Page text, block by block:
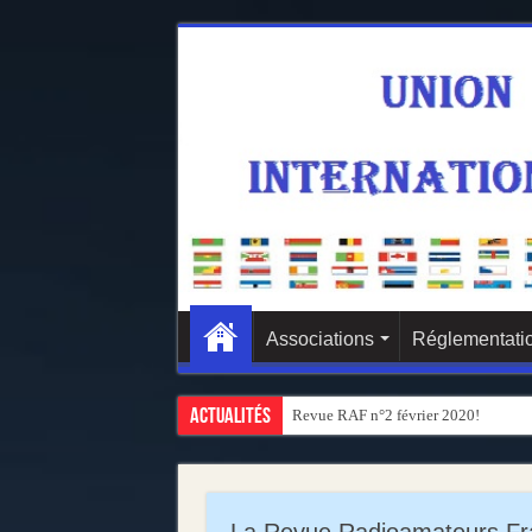
Associations
Actualités Revue RAF n°2 février 2020!